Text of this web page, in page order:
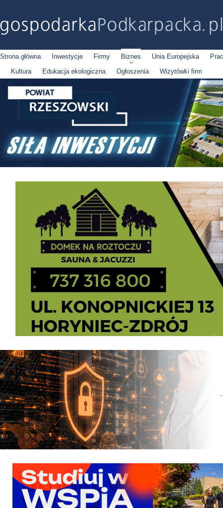
Strona główna Inwestycje Firmy Biznes Unia Europejska
Kultura
Edukacja ekologiczna Ogłoszenia Wizytówki firm